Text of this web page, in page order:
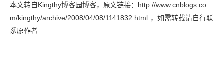
本文转自Kingthy博客园博客，原文链接：http://www.cnblogs.co
m/kingthy/archive/2008/04/08/1141832.html ，如需转载请自行联
系原作者